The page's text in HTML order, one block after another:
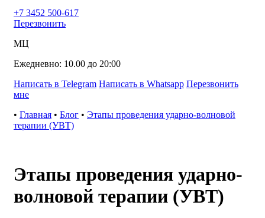
+7 3452 500-617
Перезвонить
МЦ
Ежедневно: 10.00 до 20:00
Написать в Telegram Написать в Whatsapp Перезвонить
мне
• Главная • Блог • Этапы проведения ударно-волновой
терапии (УВТ)
Этапы проведения ударно-
волновой терапии (УВТ)